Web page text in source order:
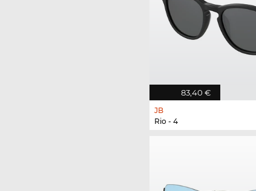
83,40 €
JB
Rio - 4